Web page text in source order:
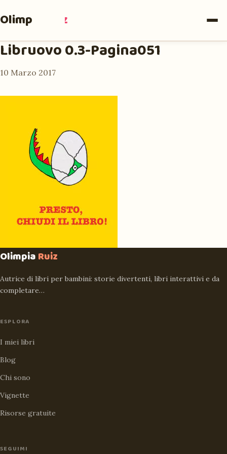
Olimpia Ruiz
Libruovo 0.3-Pagina051
10 Marzo 2017
OlimpiaRuiz
Autrice di libri per bambini: storie divertenti, libri interattivi e da
completare…
ESPLORA
I miei libri
Blog
Chi sono
Vignette
Risorse gratuite
SEGUIMI